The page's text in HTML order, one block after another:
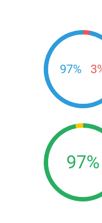
97%
97%